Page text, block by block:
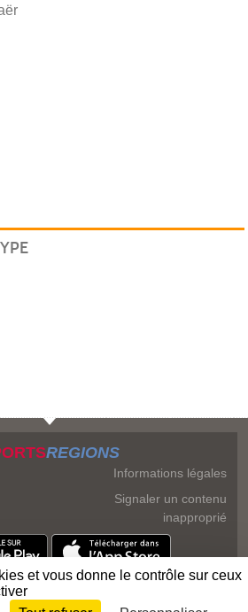
REGIONS
Informations légales
Signaler un contenu
inapproprié
et vous donne le contrôle sur ceux